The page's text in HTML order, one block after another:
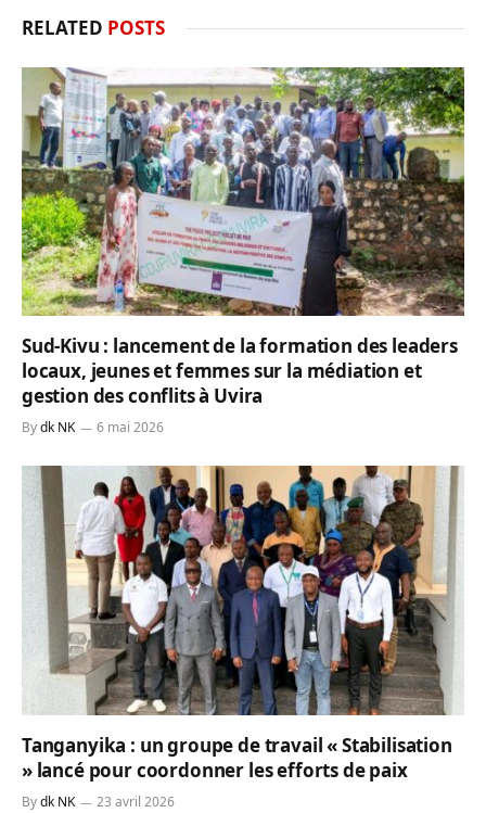
RELATED POSTS
Sud-Kivu : lancement de la formation des leaders
locaux, jeunes et femmes sur la médiation et
gestion des conflits à Uvira
Bydk NK 6 mai 2026
Tanganyika : un groupe de travail « Stabilisation
» lancé pour coordonner les efforts de paix
Bydk NK 23 avril 2026